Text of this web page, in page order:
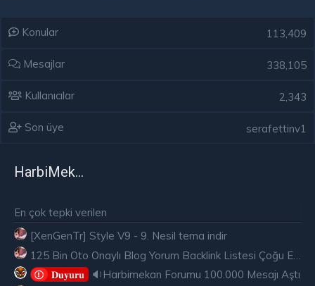
Konular 113,409
Mesajlar 338,105
Kullanıcılar 2,343
Son üye serafettinv1
HarbiMekân
En çok tepki verilen
[XenGenTr] Style V9 - 9. Nesil tema indir
𝐃𝐮𝐲𝐮𝐫𝐮
🔉Harbimekan Forumu 100.000 Mesajı Aştı